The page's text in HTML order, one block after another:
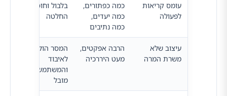
עומס קריאות
לפעולה
כמה כפתורים,
כמה יעדים,
כמה נתיבים
בלבול וחוסר
החלטה
עיצוב שלא
משרת המרה
הרבה אפקטים,
מעט היררכיה
המסר הולך
לאיבוד
והמשתמש לא
מובל